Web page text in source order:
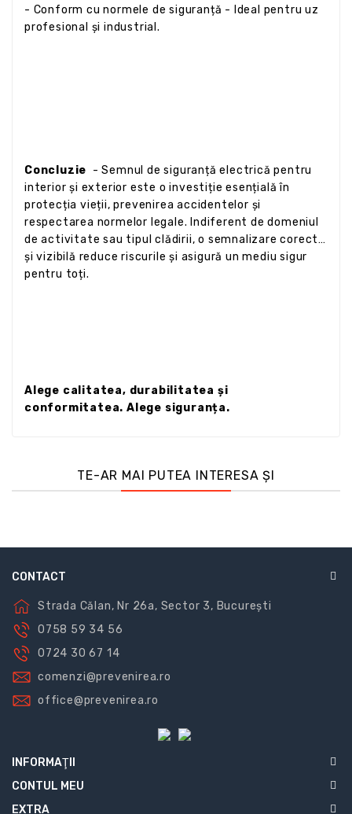
- Conform cu normele de siguranță - Ideal pentru uz
profesional și industrial.
Concluzie - Semnul de siguranță electrică pentru
interior și exterior este o investiție esențială în
protecția vieții, prevenirea accidentelor și
respectarea normelor legale. Indiferent de domeniul
de activitate sau tipul clădirii, o semnalizare corectă
și vizibilă reduce riscurile și asigură un mediu sigur
pentru toți.
Alege calitatea, durabilitatea și
conformitatea. Alege siguranța.
TE-AR MAI PUTEA INTERESA ȘI
CONTACT
Strada Călan, Nr 26a, Sector 3, București
0758 59 34 56
0724 30 67 14
comenzi@prevenirea.ro
office@prevenirea.ro
INFORMAŢII
CONTUL MEU
EXTRA